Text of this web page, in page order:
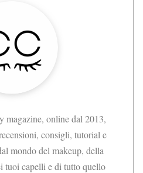
magazine, online dal 2013,
consigli, tutorial e
mondo del makeup, della
tuoi capelli e di tutto quello